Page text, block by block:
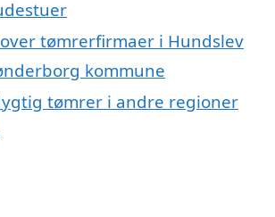
tømrerfirmaer i Hundslev
kommune
tømrer i andre regioner